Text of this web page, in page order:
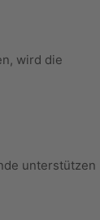
wird die
unterstützen